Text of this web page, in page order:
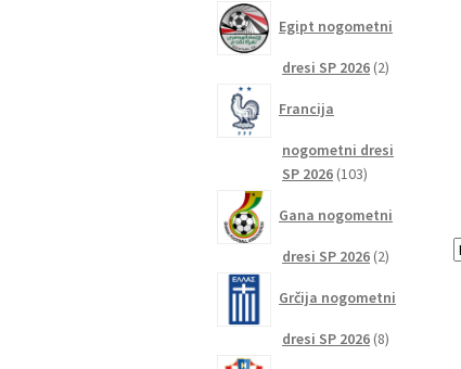
Egipt nogometni
dresi SP 2026 22
Francija
nogometni dresi
SP 2026 103103
Gana nogometni
dresi SP 2026 22
Grčija nogometni
dresi SP 2026 88